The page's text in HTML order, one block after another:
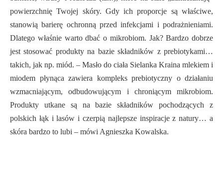
powierzchnię Twojej skóry. Gdy ich proporcje są właściwe,
stanowią barierę ochronną przed infekcjami i podrażnieniami.
Dlatego właśnie warto dbać o mikrobiom. Jak? Bardzo dobrze
jest stosować produkty na bazie składników z prebiotykami…
takich, jak np. miód. – Masło do ciała Sielanka Kraina mlekiem i
miodem płynąca zawiera kompleks prebiotyczny o działaniu
wzmacniającym, odbudowującym i chroniącym mikrobiom.
Produkty utkane są na bazie składników pochodzących z
polskich łąk i lasów i czerpią najlepsze inspiracje z natury… a
skóra bardzo to lubi – mówi Agnieszka Kowalska.